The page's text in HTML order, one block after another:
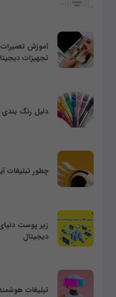
آموزش تعمیرات
تجهیزات
دلیل رنگ بندی
چطور تبلیغات
دیجیتال
تبلیغات